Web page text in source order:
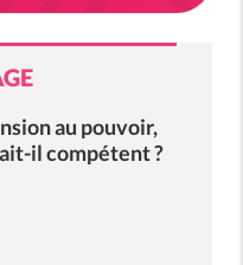
au pouvoir,
il compétent ?